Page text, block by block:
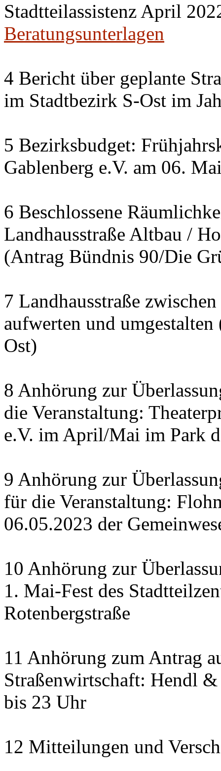
Stadtteilassistenz April
Beratungsunterlagen
4 Bericht über geplante
im Stadtbezirk S-Ost im
5 Bezirksbudget:
Gablenberg e.V. am 06.
6 Beschlossene
Landhausstraße Altbau /
(Antrag Bündnis 90/Die
7 Landhausstraße
aufwerten und
Ost)
8 Anhörung zur
die Veranstaltung:
e.V. im April/Mai im Park
9 Anhörung zur
für die Veranstaltung:
06.05.2023 der
10 Anhörung zur
1. Mai-Fest des
Rotenbergstraße
11 Anhörung zum Antrag
Straßenwirtschaft: Hendl
bis 23 Uhr
12 Mitteilungen und